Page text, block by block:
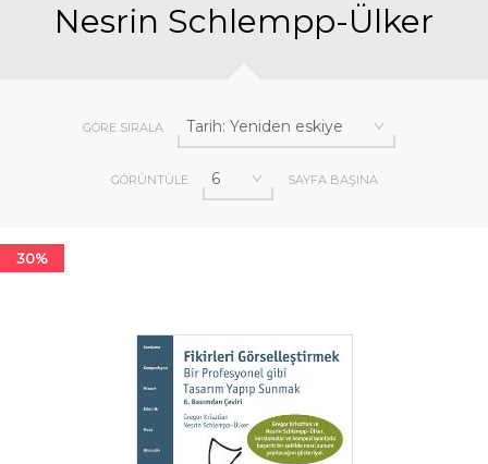
Nesrin Schlempp-Ülker
GÖRE SIRALA
GÖRÜNTÜLE SAYFA BAŞINA
30%